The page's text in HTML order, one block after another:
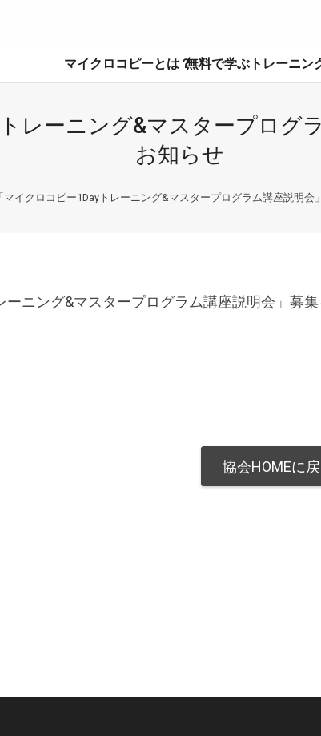
マイクロコピーとは？無料で学ぶ トレーニン
レーニング&マスタープログ
お知らせ
「マイクロコピー1Dayトレーニング&マスタープログラム講座説明会
ニング&マスタープログラム講座説明会」募集
協会HOMEに戻